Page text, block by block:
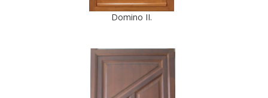
Domino II.